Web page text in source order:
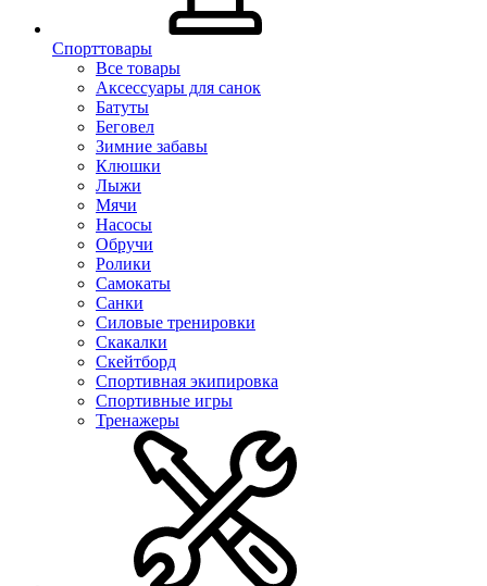
Спорттовары
Все товары
Аксессуары для санок
Батуты
Беговел
Зимние забавы
Клюшки
Лыжи
Мячи
Насосы
Обручи
Ролики
Самокаты
Санки
Силовые тренировки
Скакалки
Скейтборд
Спортивная экипировка
Спортивные игры
Тренажеры